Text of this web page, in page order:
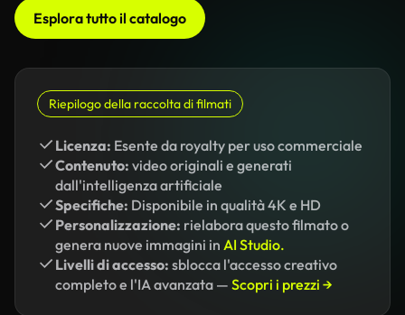
Esplora tutto il catalogo
Riepilogo della raccolta di filmati
Licenza: Esente da royalty per uso commerciale
Contenuto: video originali e generati
dall'intelligenza artificiale
Specifiche: Disponibile in qualità 4K e HD
Personalizzazione: rielabora questo filmato o
genera nuove immagini in AI Studio.
Livelli di accesso: sblocca l'accesso creativo
completo e l'IA avanzata — Scopri i prezzi →